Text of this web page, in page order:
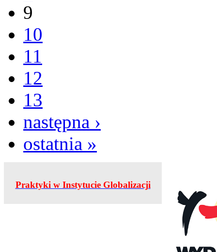
9
10
11
12
13
następna ›
ostatnia »
Praktyki w Instytucie Globalizacji